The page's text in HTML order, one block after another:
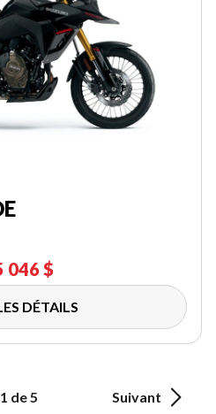
046 $
DÉTAILS
1 de 5 Suivant